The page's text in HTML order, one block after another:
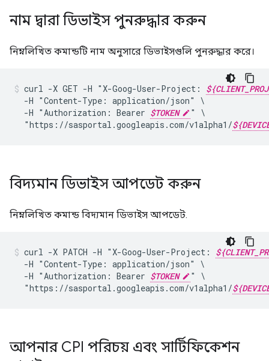
নাম দ্বারা ডিভাইস পুনরুদ্ধার করুন
নিম্নলিখিত কমান্ডটি নাম অনুসারে ডিভাইসগুলি পুনরুদ্ধার করে।
curl -X GET -H "X-Goog-User-Project:
-H "Content-Type: application/json"
-H "Authorization: Bearer $TOKEN "
"https://sasportal.googleapis.com/v1alpha1/
বিদ্যমান ডিভাইস আপডেট করুন
নিম্নলিখিত কমান্ড বিদ্যমান ডিভাইস আপডেট.
curl -X PATCH -H "X-Goog-User-Project:
-H "Content-Type: application/json"
-H "Authorization: Bearer $TOKEN "
"https://sasportal.googleapis.com/v1alpha1/
আপনার CPI পরিচয় এবং সার্টিফিকেশন